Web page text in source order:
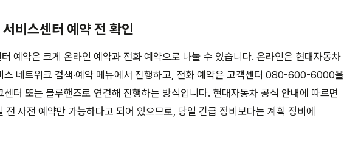
비스센터 예약 전 확인
예약은 크게 온라인 예약과 전화 예약으로 나눌 수 있습니다. 온라인은 현대자동차
스 네트워크 검색·예약 메뉴에서 진행하고, 전화 예약은 고객센터 080-600-6000을
터 또는 블루핸즈로 연결해 진행하는 방식입니다. 현대자동차 공식 안내에 따르면
전 사전 예약만 가능하다고 되어 있으므로, 당일 긴급 정비보다는 계획 정비에